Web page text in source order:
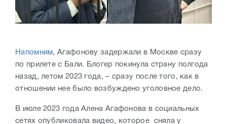
Напомним, Агафонову задержали в Москве сразу
по прилете с Бали. Блогер покинула страну полгода
назад, летом 2023 года, – сразу после того, как в
отношении нее было возбуждено уголовное дело.
В июле 2023 года Алена Агафонова в социальных
сетях опубликовала видео, которое сняла у